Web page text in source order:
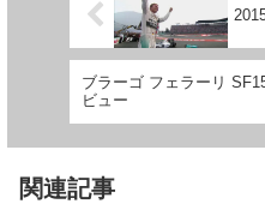
ブラーゴ フェラーリ
ビュー
関連記事